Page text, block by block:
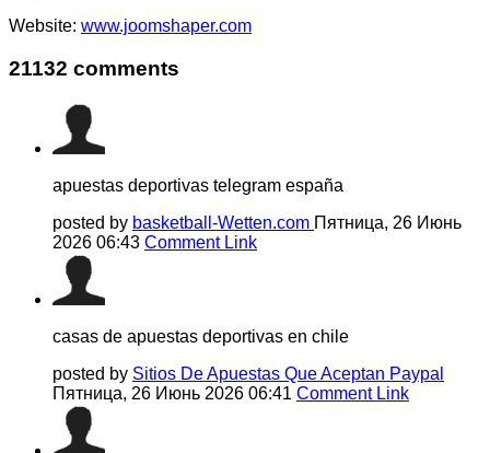
Website: www.joomshaper.com
21132 comments
apuestas deportivas telegram españa
posted by basketball-Wetten.com Пятница, 26 Июнь
2026 06:43 Comment Link
casas de apuestas deportivas en chile
posted by Sitios De Apuestas Que Aceptan Paypal
Пятница, 26 Июнь 2026 06:41 Comment Link